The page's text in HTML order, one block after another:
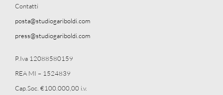
Contatti
posta@studiogariboldi.com
press@studiogariboldi.com
P.Iva 12088580159
REA MI – 1524839
Cap.Soc. €100.000,00 i.v.